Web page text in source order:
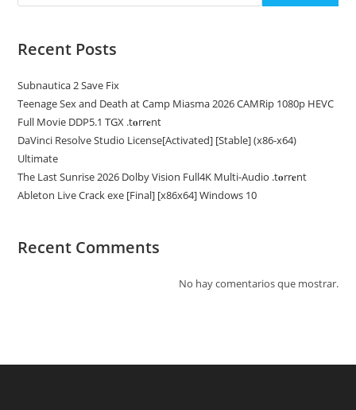
Recent Posts
Subnautica 2 Save Fix
Teenage Sex and Death at Camp Miasma 2026 CAMRip 1080p HEVC
Full Movie DDP5.1 TGX .t𝐨rr𝐞nt
DaVinci Resolve Studio License[Activated] [Stable] (x86-x64)
Ultimate
The Last Sunrise 2026 Dolby Vision Full4K Multi-Audio .t𝐨rr𝐞nt
Ableton Live Crack exe [Final] [x86x64] Windows 10
Recent Comments
No hay comentarios que mostrar.